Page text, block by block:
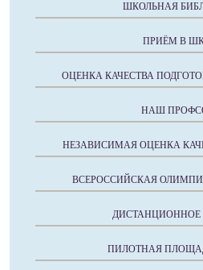
ШКОЛЬНАЯ
ПРИЁМ В
ОЦЕНКА КАЧЕСТВА
НАШ
НЕЗАВИСИМАЯ ОЦЕНКА
ВСЕРОССИЙСКАЯ
ДИСТАНЦИОННОЕ
ПИЛОТНАЯ